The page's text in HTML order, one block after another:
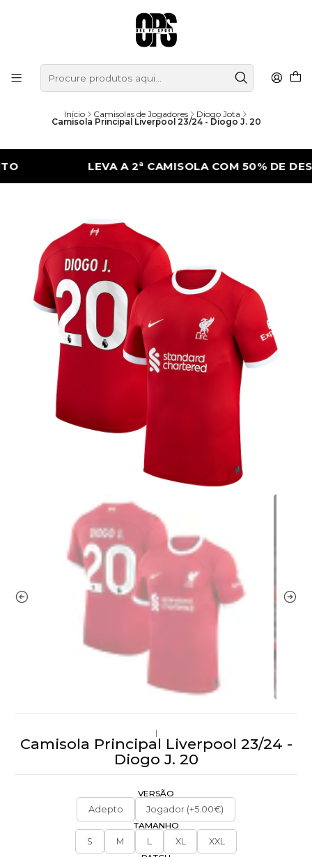
Início Camisolas de Jogadores Diogo Jota
Camisola Principal Liverpool 23/24 - Diogo J. 20
LEVA A 2ª CAMISOLA COM 50% DE
|
Camisola Principal Liverpool 23/24 -
Diogo J. 20
VERSÃO
Adepto
Jogador (+5.00€)
TAMANHO
S
M L XL
XXL